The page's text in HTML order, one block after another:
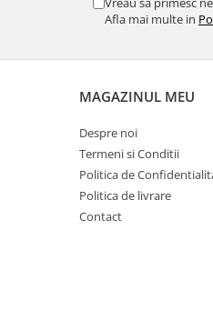
Afla mai multe in
MAGAZINUL MEU
Despre noi
Termeni si Conditii
Politica de
Politica de livrare
Contact